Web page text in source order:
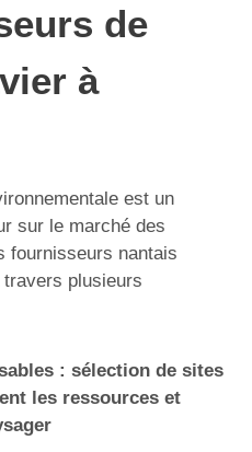
de
à
est un
sur le marché des
fournisseurs nantais
plusieurs
: sélection de sites
les ressources et